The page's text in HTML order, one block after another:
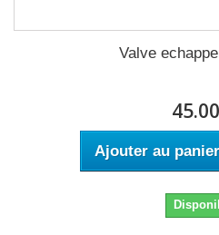
Valve
Ajouter au panier